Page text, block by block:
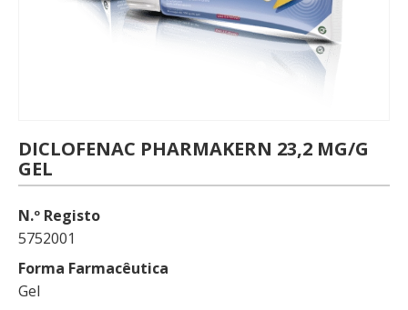
DICLOFENAC PHARMAKERN 23,2 MG/G
GEL
N.º Registo
5752001
Forma Farmacêutica
Gel